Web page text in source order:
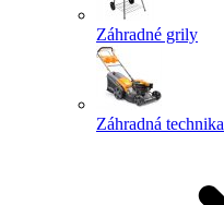
Záhradné grily
Záhradná technika